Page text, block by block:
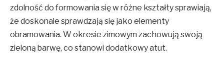
zdolność do formowania się w różne kształty sprawiają,
że doskonale sprawdzają się jako elementy
obramowania. W okresie zimowym zachowują swoją
zieloną barwę, co stanowi dodatkowy atut.